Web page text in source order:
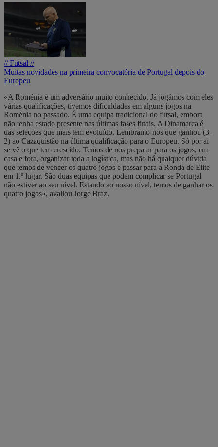
// Futsal //
Muitas novidades na primeira convocatória de Portugal depois do
Europeu
«A Roménia é um adversário muito conhecido. Já jogámos com eles
várias qualificações, tivemos dificuldades em alguns jogos na
Roménia no passado. É uma equipa tradicional do futsal, embora
não tenha estado presente nas últimas fases finais. A Dinamarca é
das seleções que mais tem evoluído. Lembramo-nos que ganhou (3-
2) ao Cazaquistão na última qualificação para o Europeu. Só por aí
se vê o que tem crescido. Temos de nos preparar para os jogos, em
casa e fora, organizar toda a logística, mas não há qualquer dúvida
que temos de vencer os quatro jogos e passar para a Ronda de Elite
em 1.º lugar. São duas equipas que podem complicar se Portugal
não estiver ao seu nível. Estando ao nosso nível, temos de ganhar os
quatro jogos», avaliou Jorge Braz.